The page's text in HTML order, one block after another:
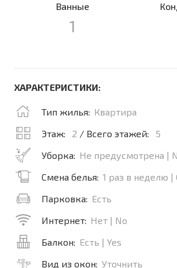
Ванные
1
ХАРАКТЕРИСТИКИ:
Тип жилья: Квартира
Этаж:
2 / Всего этажей:
5
Уборка: Не предусмотрена |
Смена белья: 1 раз в неделю |
Парковка: Есть
Интернет: Нет | No
Балкон: Есть | Yes
Вид из окон: Уточнить